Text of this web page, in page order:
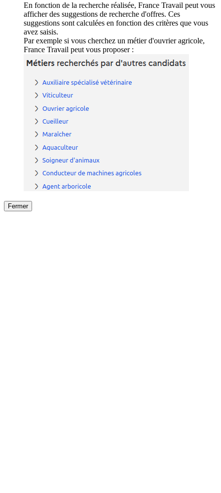
En fonction de la recherche réalisée, France Travail peut vous
afficher des suggestions de recherche d'offres. Ces
suggestions sont calculées en fonction des critères que vous
avez saisis.
Par exemple si vous cherchez un métier d'ouvrier agricole,
France Travail peut vous proposer :
Fermer